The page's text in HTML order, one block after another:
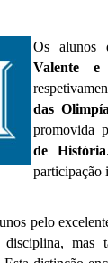
Os alunos
Valente
das
promovida
de História
participação
pelo
mas